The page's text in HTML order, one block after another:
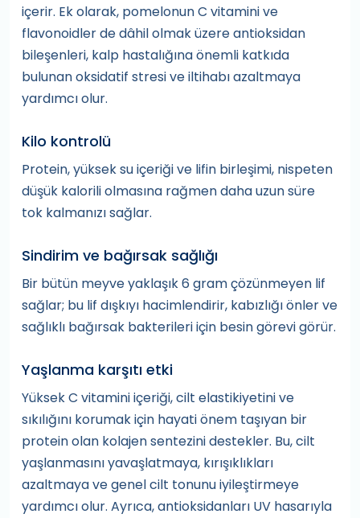
içerir. Ek olarak, pomelonun C vitamini ve
flavonoidler de dâhil olmak üzere antioksidan
bileşenleri, kalp hastalığına önemli katkıda
bulunan oksidatif stresi ve iltihabı azaltmaya
yardımcı olur.
Kilo kontrolü
Protein, yüksek su içeriği ve lifin birleşimi, nispeten
düşük kalorili olmasına rağmen daha uzun süre
tok kalmanızı sağlar.
Sindirim ve bağırsak sağlığı
Bir bütün meyve yaklaşık 6 gram çözünmeyen lif
sağlar; bu lif dışkıyı hacimlendirir, kabızlığı önler ve
sağlıklı bağırsak bakterileri için besin görevi görür.
Yaşlanma karşıtı etki
Yüksek C vitamini içeriği, cilt elastikiyetini ve
sıkılığını korumak için hayati önem taşıyan bir
protein olan kolajen sentezini destekler. Bu, cilt
yaşlanmasını yavaşlatmaya, kırışıklıkları
azaltmaya ve genel cilt tonunu iyileştirmeye
yardımcı olur. Ayrıca, antioksidanları UV hasarıyla